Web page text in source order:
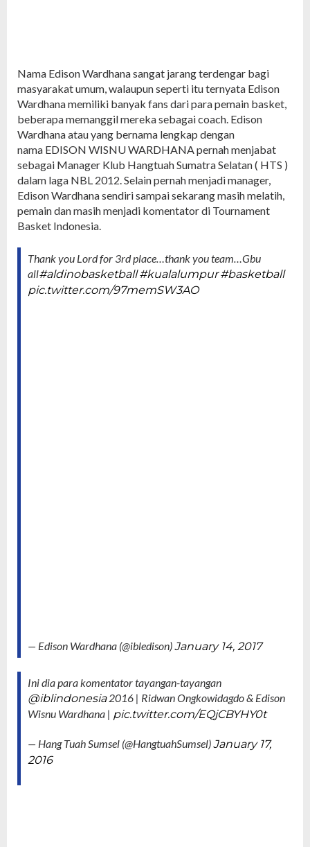
Nama Edison Wardhana sangat jarang terdengar bagi
masyarakat umum, walaupun seperti itu ternyata Edison
Wardhana memiliki banyak fans dari para pemain basket,
beberapa memanggil mereka sebagai coach. Edison
Wardhana atau yang bernama lengkap dengan
nama EDISON WISNU WARDHANA pernah menjabat
sebagai Manager Klub Hangtuah Sumatra Selatan ( HTS )
dalam laga NBL 2012. Selain pernah menjadi manager,
Edison Wardhana sendiri sampai sekarang masih melatih,
pemain dan masih menjadi komentator di Tournament
Basket Indonesia.
Thank you Lord for 3rd place…thank you team…Gbu
all#aldinobasketball #kualalumpur #basketball
pic.twitter.com/97memSW3AO
— Edison Wardhana (@ibledison)January 14, 2017
Ini dia para komentator tayangan-tayangan
@iblindonesia2016 | Ridwan Ongkowidagdo & Edison
Wisnu Wardhana | pic.twitter.com/EQjCBYHY0t
— Hang Tuah Sumsel (@HangtuahSumsel)January 17,
2016